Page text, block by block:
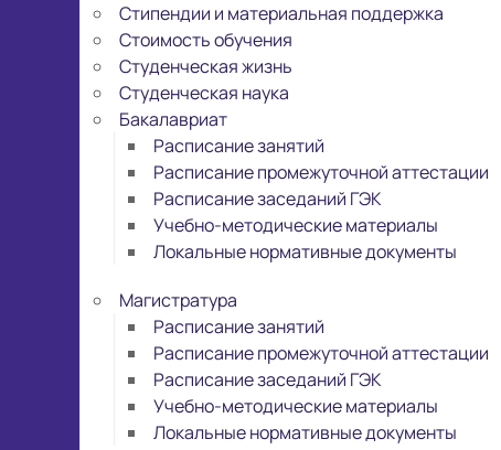
Стипендии и материальная поддержка
Стоимость обучения
Студенческая жизнь
Студенческая наука
Бакалавриат
Расписание занятий
Расписание промежуточной аттестации
Расписание заседаний ГЭК
Учебно-методические материалы
Локальные нормативные документы
Магистратура
Расписание занятий
Расписание промежуточной аттестации
Расписание заседаний ГЭК
Учебно-методические материалы
Локальные нормативные документы